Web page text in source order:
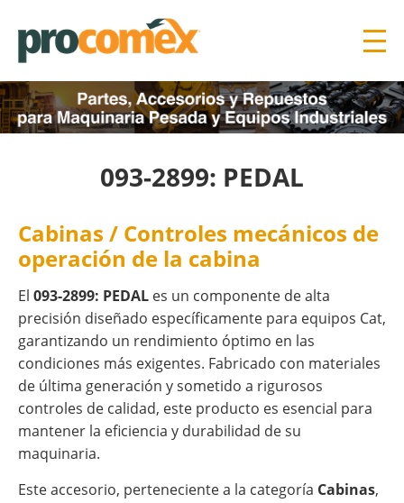
093-2899: PEDAL
Cabinas / Controles mecánicos de
operación de la cabina
El 093-2899: PEDAL es un componente de alta
precisión diseñado específicamente para equipos Cat,
garantizando un rendimiento óptimo en las
condiciones más exigentes. Fabricado con materiales
de última generación y sometido a rigurosos
controles de calidad, este producto es esencial para
mantener la eficiencia y durabilidad de su
maquinaria.
Este accesorio, perteneciente a la categoría Cabinas,